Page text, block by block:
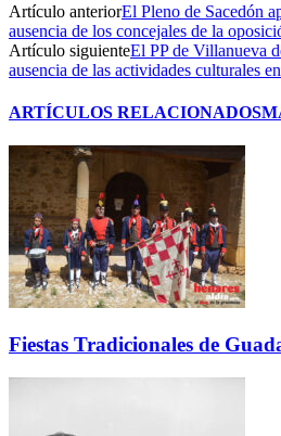
Artículo anteriorEl Pleno de Sacedón
ausencia de los concejales de la
Artículo siguienteEl PP de Villanueva
ausencia de las actividades culturales
ARTÍCULOS RELACIONADOS
Fiestas Tradicionales de